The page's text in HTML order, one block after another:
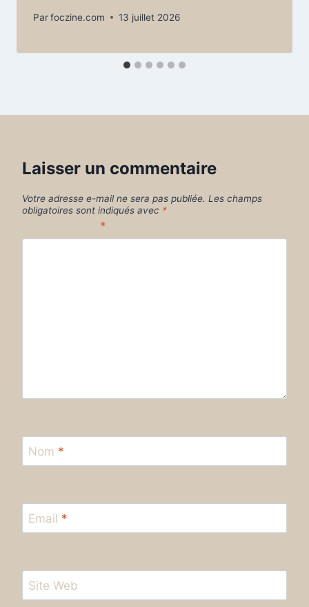
Parfoczine.com 13 juillet 2026
Laisser un commentaire
Votre adresse e-mail ne sera pas publiée. Les champs
obligatoires sont indiqués avec *
*
Nom *
Email *
Site Web